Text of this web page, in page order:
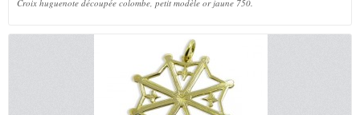
Croix huguenote découpée colombe, petit modèle or jaune 750.